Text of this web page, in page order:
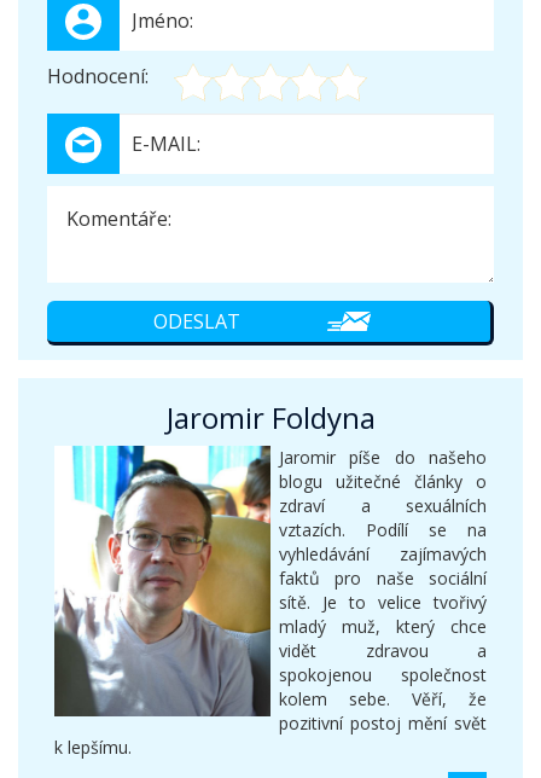
Hodnocení:
Jaromir Foldyna
Jaromir píše do našeho
blogu užitečné články o
zdraví a sexuálních
vztazích. Podílí se na
vyhledávání zajímavých
faktů pro naše sociální
sítě. Je to velice tvořivý
mladý muž, který chce
vidět zdravou a
spokojenou společnost
kolem sebe. Věří, že
pozitivní postoj mění svět
k lepšímu.